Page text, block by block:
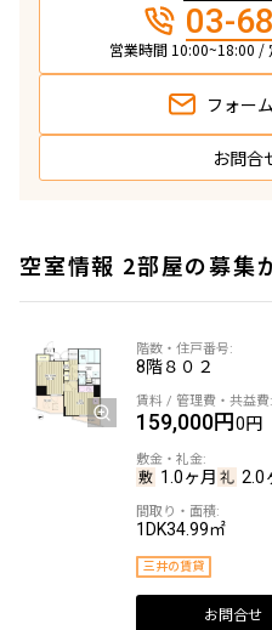
03-
営業時間 10:00~18:00 /
フォー
お問合
空室情報 2部屋の募集
8階８０２
159,000円0円
1.0ヶ月 2.0
1DK34.99㎡
三井の賃貸
お問合せ